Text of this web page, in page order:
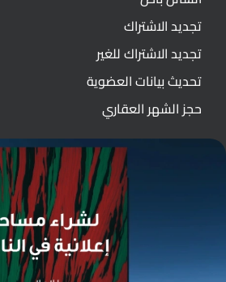
تجديد الاشتراك
تجديد الاشتراك للغير
تحديث بيانات العضوية
حجز الشهر العقاري